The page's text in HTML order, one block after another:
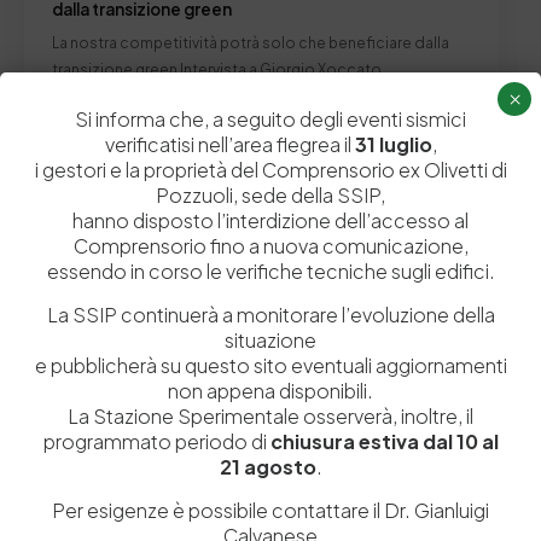
dalla transizione green
La nostra competitività potrà solo che beneficiare dalla
transizione green Intervista a Giorgio Xoccato,
Admin_dev2 0 0
Focus In Evidenza News
Si informa che, a seguito degli eventi sismici
verificatisi nell’area flegrea il31 luglio,
i gestori e la proprietà del Comprensorio ex Olivetti di
Pozzuoli, sede della SSIP,
hanno disposto l’interdizione dell’accesso al
Comprensorio fino a nuova comunicazione,
essendo in corso le verifiche tecniche sugli edifici.
La SSIP continuerà a monitorare l’evoluzione della
situazione
e pubblicherà su questo sito eventuali aggiornamenti
non appena disponibili.
La Stazione Sperimentale osserverà, inoltre, il
programmato periodo di chiusura estiva dal 10 al
21 agosto.
Per esigenze è possibile contattare il Dr. Gianluigi
Calvanese
×